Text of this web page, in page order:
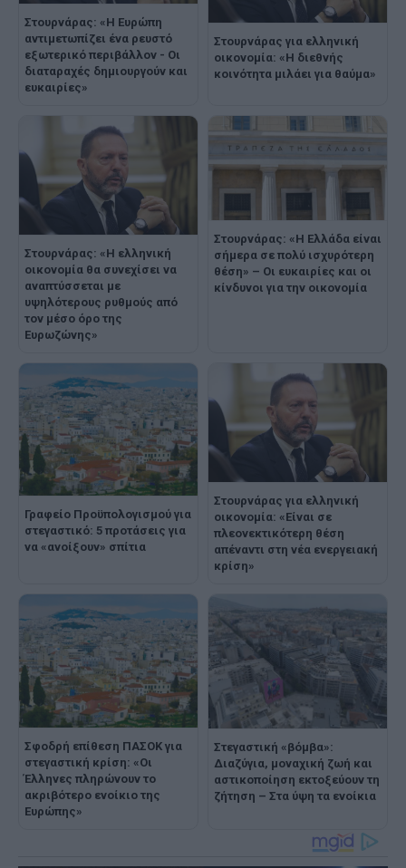
Στουρνάρας: «Η Ευρώπη
αντιμετωπίζει ένα ρευστό
εξωτερικό περιβάλλον - Oι
διαταραχές δημιουργούν και
ευκαιρίες»
Στουρνάρας για ελληνική
οικονομία: «Η διεθνής
κοινότητα μιλάει για θαύμα»
Στουρνάρας: «Η ελληνική
οικονομία θα συνεχίσει να
αναπτύσσεται με
υψηλότερους ρυθμούς από
τον μέσο όρο της
Ευρωζώνης»
Στουρνάρας: «Η Ελλάδα είναι
σήμερα σε πολύ ισχυρότερη
θέση» – Οι ευκαιρίες και οι
κίνδυνοι για την οικονομία
Γραφείο Προϋπολογισμού για
στεγαστικό: 5 προτάσεις για
να «ανοίξουν» σπίτια
Στουρνάρας για ελληνική
οικονομία: «Είναι σε
πλεονεκτικότερη θέση
απέναντι στη νέα ενεργειακή
κρίση»
Σφοδρή επίθεση ΠΑΣΟΚ για
στεγαστική κρίση: «Οι
Έλληνες πληρώνουν το
ακριβότερο ενοίκιο της
Ευρώπης»
Στεγαστική «βόμβα»:
Διαζύγια, μοναχική ζωή και
αστικοποίηση εκτοξεύουν τη
ζήτηση – Στα ύψη τα ενοίκια